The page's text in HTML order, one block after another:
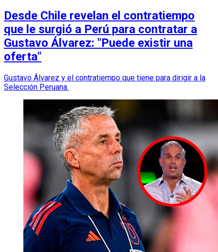
Desde Chile revelan el contratiempo
que le surgió a Perú para contratar a
Gustavo Álvarez: "Puede existir una
oferta"
Gustavo Álvarez y el contratiempo que tiene para dirigir a la
Selección Peruana.